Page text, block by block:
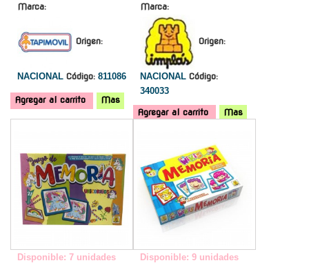
Marca:
Origen:
NACIONAL Código: 811086
Agregar al carrito Mas
Marca:
Origen:
NACIONAL Código:
340033
Agregar al carrito
Mas
Disponible: 7 unidades Disponible: 9 unidades